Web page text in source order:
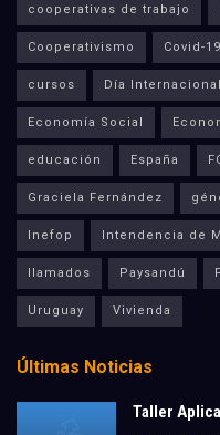
cooperativas de trabajo
Cooperativismo Covid-19
cursos Día
Economía Social
educación España
Graciela Fernández
Inefop Intendencia de
llamados Paysandú
Uruguay Vivienda
Últimas Noticias
Taller